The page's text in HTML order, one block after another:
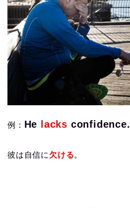
例： He lacks confidence.
彼は自信に 欠ける。